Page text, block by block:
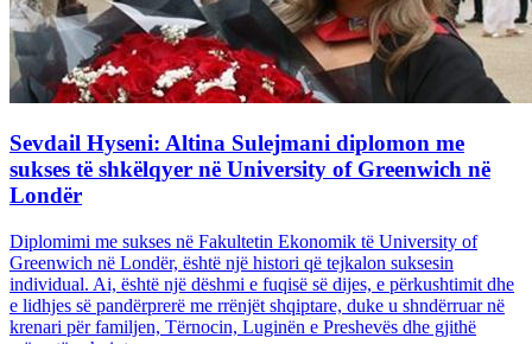
Sevdail Hyseni: Altina Sulejmani diplomon me
sukses të shkëlqyer në University of Greenwich në
Londër
Diplomimi me sukses në Fakultetin Ekonomik të University of
Greenwich në Londër, është një histori që tejkalon suksesin
individual. Ai, është një dëshmi e fuqisë së dijes, e përkushtimit dhe
e lidhjes së pandërprerë me rrënjët shqiptare, duke u shndërruar në
krenari për familjen, Tërnocin, Luginën e Preshevës dhe gjithë